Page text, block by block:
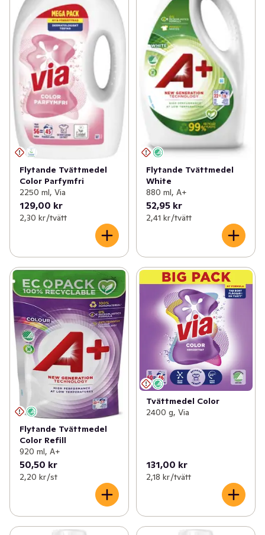
Flytande Tvättmedel
Color Parfymfri
2250 ml, Via
129,00 kr
2,30 kr /tvätt
Flytande Tvättmedel
White
880 ml, A+
52,95 kr
2,41 kr /tvätt
Flytande Tvättmedel
Color Refill
920 ml, A+
50,50 kr
2,20 kr /st
Tvättmedel Color
2400 g, Via
131,00 kr
2,18 kr /tvätt